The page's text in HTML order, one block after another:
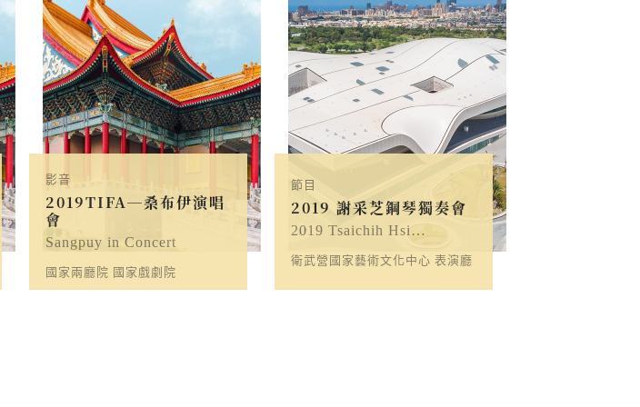
影音
2019TIFA─桑布伊演唱
會
Sangpuy in Concert
國家兩廳院 國家戲劇院
節目
2019 謝采芝鋼琴獨奏會
2019 Tsaichih Hsi…
衛武營國家藝術文化中心 表演廳